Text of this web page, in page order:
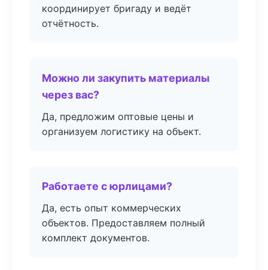
координирует бригаду и ведёт
отчётность.
Можно ли закупить материалы
через вас?
Да, предложим оптовые цены и
организуем логистику на объект.
Работаете с юрлицами?
Да, есть опыт коммерческих
объектов. Предоставляем полный
комплект документов.